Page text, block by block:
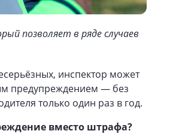
позволяет в ряде случаев
инспектор может
предупреждением — без
только один раз в год.
вместо штрафа?